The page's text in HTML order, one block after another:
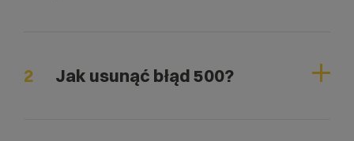
2 Jak usunąć błąd 500?